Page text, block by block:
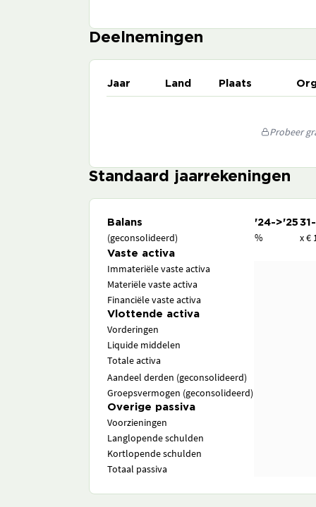
Deelnemingen
Jaar Land Plaats
Probeer
Standaard jaarrekeningen
Balans '24->'25
(geconsolideerd) % x €
Vaste activa
Immateriële vaste activa
Materiële vaste activa
Financiële vaste activa
Vlottende activa
Vorderingen
Liquide middelen
Totale activa
Aandeel derden (geconsolideerd)
Groepsvermogen (geconsolideerd)
Overige passiva
Voorzieningen
Langlopende schulden
Kortlopende schulden
Totaal passiva